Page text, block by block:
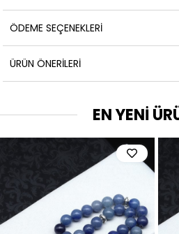
ÖDEME SEÇENEKLERI
ÜRÜN ÖNERILERI
EN YENİ